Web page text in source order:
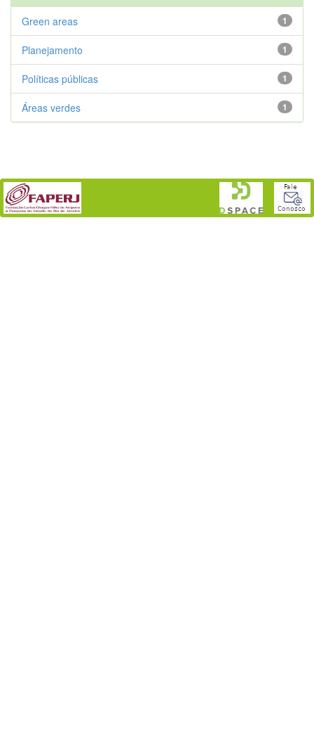
1
Green areas
1
Planejamento
1
Políticas públicas
1
Áreas verdes